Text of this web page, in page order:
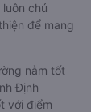
chú
để mang
nằm tốt
Định
với điểm